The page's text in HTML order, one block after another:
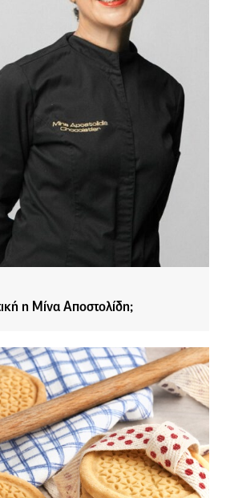
η Μίνα Αποστολίδη;